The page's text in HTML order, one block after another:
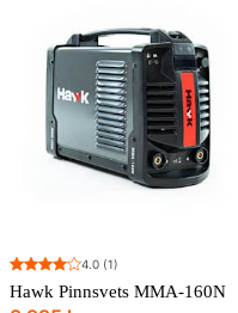
4.0 (1)
Hawk Pinnsvets MMA-160N